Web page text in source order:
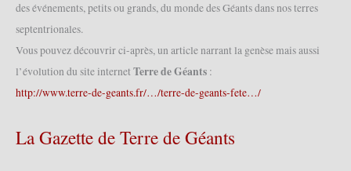
des événements, petits ou grands, du monde des Géants dans nos terres
septentrionales.
Vous pouvez découvrir ci-après, un article narrant la genèse mais aussi
l’évolution du site internet Terre de Géants :
http://www.terre-de-geants.fr/…/terre-de-geants-fete…/
La Gazette de Terre de Géants